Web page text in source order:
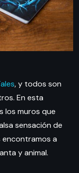
, y todos son
En esta
los muros que
sensación de
encontramos a
y animal.